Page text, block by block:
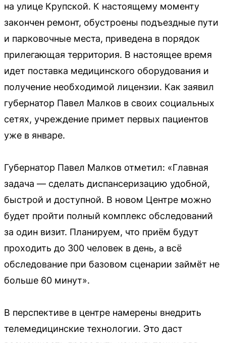
на улице Крупской. К настоящему моменту
закончен ремонт, обустроены подъездные пути
и парковочные места, приведена в порядок
прилегающая территория. В настоящее время
идет поставка медицинского оборудования и
получение необходимой лицензии. Как заявил
губернатор Павел Малков в своих социальных
сетях, учреждение примет первых пациентов
уже в январе.
Губернатор Павел Малков отметил: «Главная
задача — сделать диспансеризацию удобной,
быстрой и доступной. В новом Центре можно
будет пройти полный комплекс обследований
за один визит. Планируем, что приём будут
проходить до 300 человек в день, а всё
обследование при базовом сценарии займёт не
больше 60 минут».
В перспективе в центре намерены внедрить
телемедицинские технологии. Это даст